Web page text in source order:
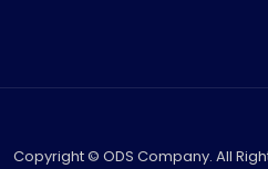
Copyright © ODS Company. All